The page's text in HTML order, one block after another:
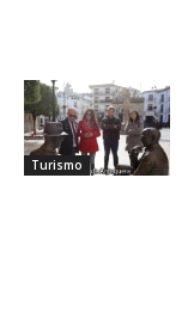
Turismo